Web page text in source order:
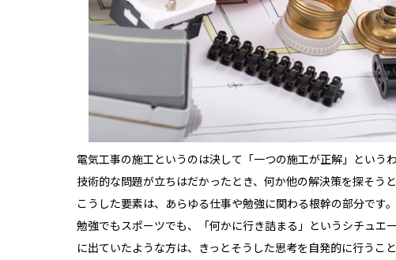
電気工事の施工というのは決して「一つの施工が正解」という
技術的な問題が立ちはだかったとき、何か他の解決策を探そう
こうした要素は、あらゆる仕事や勉強に関わる根幹の部分です。
勉強でもスポーツでも、「何かに行き詰まる」というシチュエ
に出ていたような方は、きっとそうした思考を自発的に行うこ